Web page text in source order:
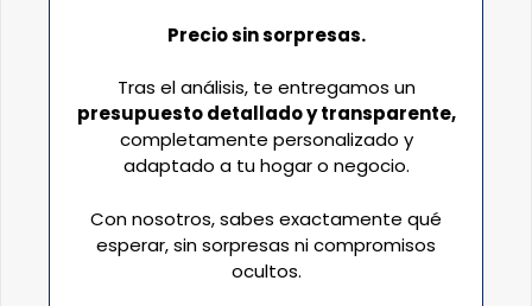
Precio sin sorpresas.
Tras el análisis, te entregamos un
presupuesto detallado y transparente,
completamente personalizado y
adaptado a tu hogar o negocio.
Con nosotros, sabes exactamente qué
esperar, sin sorpresas ni compromisos
ocultos.